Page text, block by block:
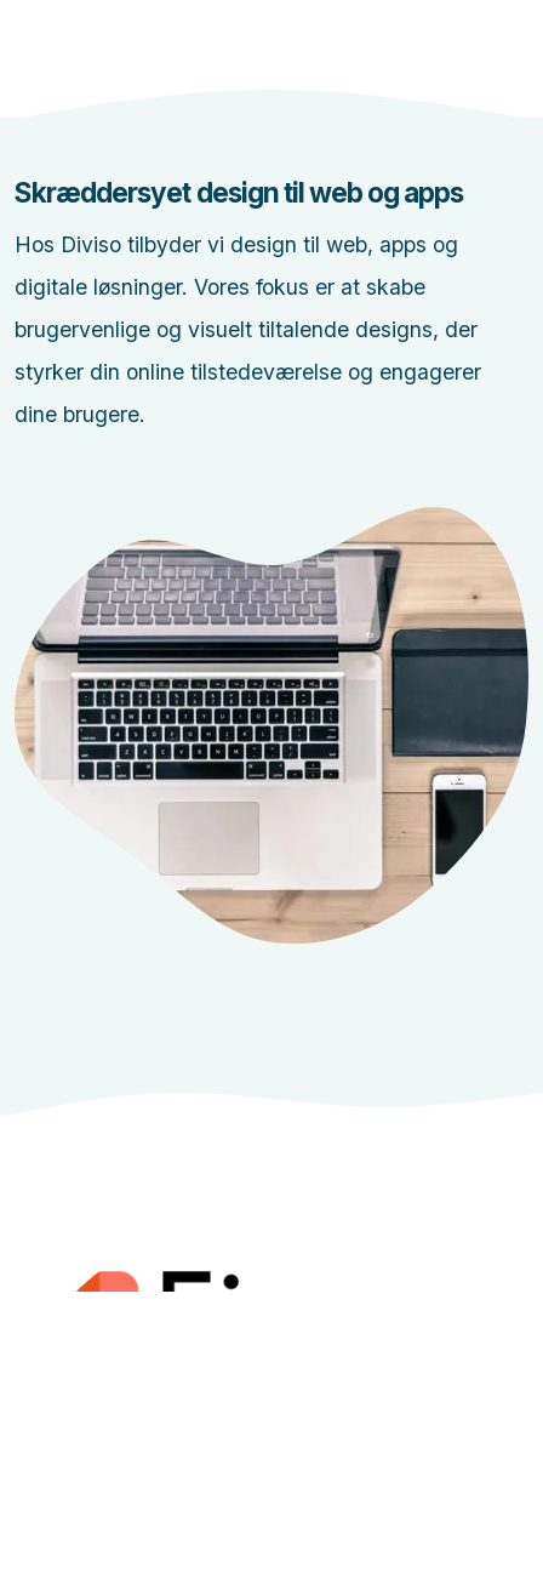
Skræddersyet design til web og apps
Hos Diviso tilbyder vi design til web, apps og
digitale løsninger. Vores fokus er at skabe
brugervenlige og visuelt tiltalende designs, der
styrker din online tilstedeværelse og engagerer
dine brugere.